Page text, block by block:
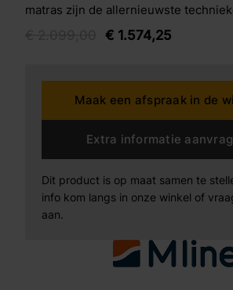
matras zijn de allernieuwste
slaapgebied verwerkt. De basis van
7-zones pocketvering, voor
kunt bewegen tijdens je slaap en
elastisch schuim in de bovenlaag
zich exact naar je lichaam. Opbouw
ervaart een betere nachtrust dan ooit
verschuiven zit aan de onderkant
antislip laag. Basis van koudschuim
ondersteunt je lichaam op alle juiste
een optimale drukverdeling ervaart
€ 1.574,25
Maak een afspraak in de
Extra informatie
Dit product is op maat samen te
info kom langs in onze winkel of
aan.